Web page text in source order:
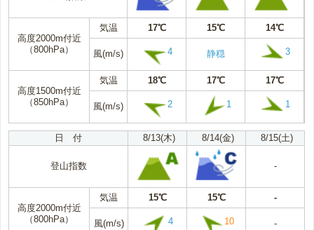
高度2000m付近
（800hPa）
気温 17℃ 15℃ 14℃
風(m/s) 4 静穏 3
高度1500m付近
（850hPa）
気温 18℃ 17℃ 17℃
風(m/s) 2 1 1
日 付 8/13(木) 8/14(金) 8/15(土)
登山指数 -
高度2000m付近
（800hPa）
気温 15℃ 15℃ -
風(m/s) 4 10 -